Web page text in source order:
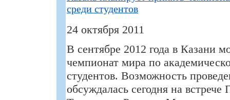
среди студентов
24 октября 2011
В сентябре 2012 года в Казани
чемпионат мира по
студентов. Возможность
обсуждалась сегодня на встрече